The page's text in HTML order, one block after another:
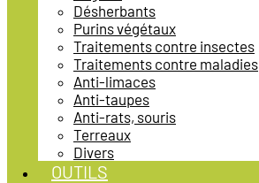
Désherbants
Purins végétaux
Traitements contre insectes
Traitements contre maladies
Anti-limaces
Anti-taupes
Anti-rats, souris
Terreaux
Divers
OUTILS